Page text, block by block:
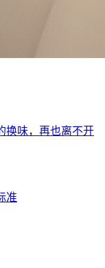
换味，再也离不开
准